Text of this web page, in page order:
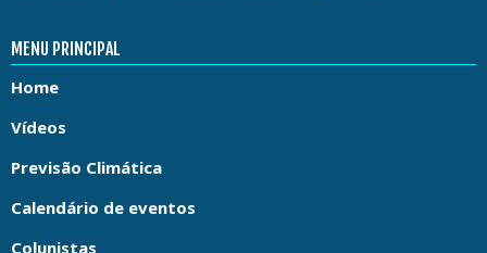
MENU PRINCIPAL
Home
Vídeos
Previsão Climática
Calendário de eventos
Colunistas